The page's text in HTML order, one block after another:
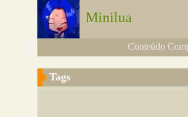
Minilua
Conteúdo
Tags